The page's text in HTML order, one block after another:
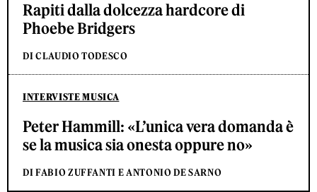
Rapiti dalla dolcezza hardcore di
Phoebe Bridgers
DI CLAUDIO TODESCO
INTERVISTE MUSICA
Peter Hammill: «L’unica vera domanda è
se la musica sia onesta oppure no»
DI FABIO ZUFFANTI E ANTONIO DE SARNO